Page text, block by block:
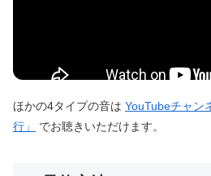
ほかの4タイプの音は YouTubeチャン
行」
でお聴きいただけます。